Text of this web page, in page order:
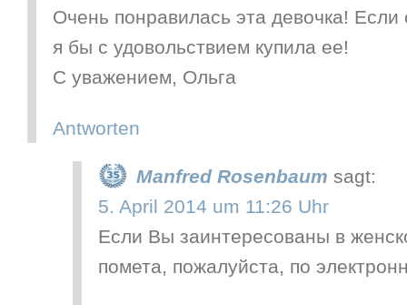
Очень понравилась эта девочка! Если
я бы с удовольствием купила ее!
С уважением, Ольга
Antworten
Manfred Rosenbaum sagt:
5. April 2014 um 11:26 Uhr
Если Вы заинтересованы в
помета, пожалуйста, по